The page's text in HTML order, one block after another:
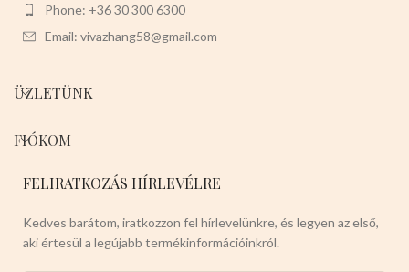
Phone: +36 30 300 6300
Email: vivazhang58@gmail.com
ÜZLETÜNK
FIÓKOM
FELIRATKOZÁS HÍRLEVÉLRE
Kedves barátom, iratkozzon fel hírlevelünkre, és legyen az első,
aki értesül a legújabb termékinformációinkról.